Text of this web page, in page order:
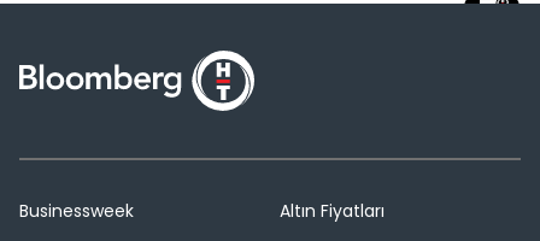
Businessweek
Altın Fiyatları